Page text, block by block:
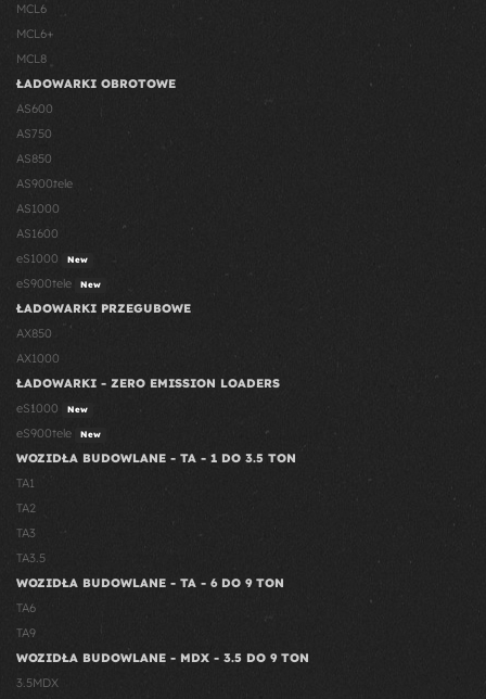
MCL6
MCL6+
MCL8
ŁADOWARKI OBROTOWE
AS600
AS750
AS850
AS900tele
AS1000
AS1600
eS1000
New
eS900tele New
ŁADOWARKI PRZEGUBOWE
AX850
AX1000
ŁADOWARKI - ZERO EMISSION LOADERS
eS1000
New
eS900tele New
WOZIDŁA BUDOWLANE - TA - 1 DO 3.5 TON
TA1
TA2
TA3
TA3.5
WOZIDŁA BUDOWLANE - TA - 6 DO 9 TON
TA6
TA9
WOZIDŁA BUDOWLANE - MDX - 3.5 DO 9 TON
3.5MDX